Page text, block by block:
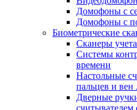
Домофоны с
Домофоны с
Биометрические
Сканеры
Системы
времени
Настольные
пальцев и вен
Дверные
считывателем